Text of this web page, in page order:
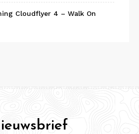
Cloudflyer 4 – Walk On